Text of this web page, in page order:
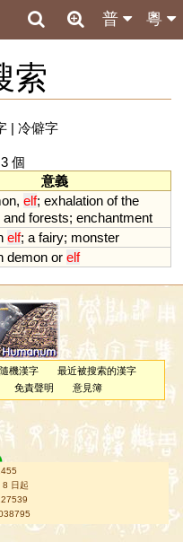
粵
普
索
| 冷僻字
個
意義
, elf; exhalation of the
and forests; enchantment
elf; a fairy; monster
demon or elf
隨機漢字
最近被搜索的漢字
免責聲明 意見簿
8 日起